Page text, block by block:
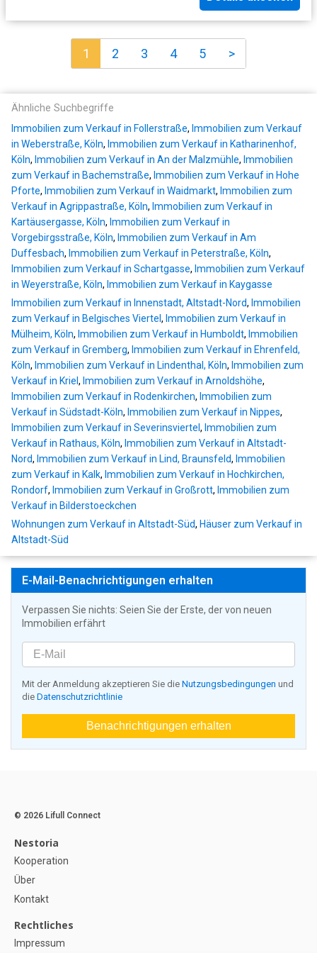
1 2 3 4 5 >
Ähnliche Suchbegriffe
Immobilien zum Verkauf in Follerstraße, Immobilien zum Verkauf
in Weberstraße, Köln, Immobilien zum Verkauf in Katharinenhof,
Köln, Immobilien zum Verkauf in An der Malzmühle, Immobilien
zum Verkauf in Bachemstraße, Immobilien zum Verkauf in Hohe
Pforte, Immobilien zum Verkauf in Waidmarkt, Immobilien zum
Verkauf in Agrippastraße, Köln, Immobilien zum Verkauf in
Kartäusergasse, Köln, Immobilien zum Verkauf in
Vorgebirgsstraße, Köln, Immobilien zum Verkauf in Am
Duffesbach, Immobilien zum Verkauf in Peterstraße, Köln,
Immobilien zum Verkauf in Schartgasse, Immobilien zum Verkauf
in Weyerstraße, Köln, Immobilien zum Verkauf in Kaygasse
Immobilien zum Verkauf in Innenstadt, Altstadt-Nord, Immobilien
zum Verkauf in Belgisches Viertel , Immobilien zum Verkauf in
Mülheim, Köln, Immobilien zum Verkauf in Humboldt, Immobilien
zum Verkauf in Gremberg, Immobilien zum Verkauf in Ehrenfeld,
Köln, Immobilien zum Verkauf in Lindenthal, Köln, Immobilien zum
Verkauf in Kriel , Immobilien zum Verkauf in Arnoldshöhe,
Immobilien zum Verkauf in Rodenkirchen, Immobilien zum
Verkauf in Südstadt-Köln, Immobilien zum Verkauf in Nippes,
Immobilien zum Verkauf in Severinsviertel , Immobilien zum
Verkauf in Rathaus, Köln, Immobilien zum Verkauf in Altstadt-
Nord, Immobilien zum Verkauf in Lind, Braunsfeld, Immobilien
zum Verkauf in Kalk, Immobilien zum Verkauf in Hochkirchen,
Rondorf, Immobilien zum Verkauf in Großrott, Immobilien zum
Verkauf in Bilderstoeckchen
Wohnungen zum Verkauf in Altstadt-Süd, Häuser zum Verkauf in
Altstadt-Süd
E-Mail-Benachrichtigungen erhalten
Verpassen Sie nichts: Seien Sie der Erste, der von neuen
Immobilien erfährt
Mit der Anmeldung akzeptieren Sie die Nutzungsbedingungen und
die Datenschutzrichtlinie
Benachrichtigungen erhalten
© 2026 Lifull Connect
Nestoria
Kooperation
Über
Kontakt
Rechtliches
Impressum